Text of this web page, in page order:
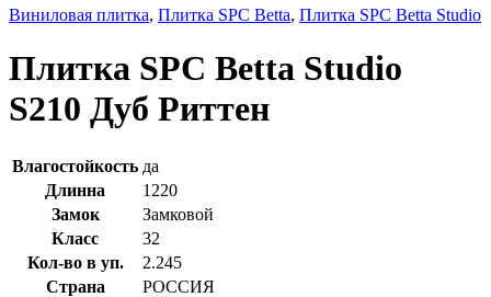
Виниловая плитка, Плитка SPC Betta, Плитка SPC Betta Studio
Плитка SPC Betta Studio
S210 Дуб Риттен
Влагостойкость да
Длинна
1220
Замок
Замковой
Класс
32
Кол-во в уп.
2.245
Страна
РОССИЯ